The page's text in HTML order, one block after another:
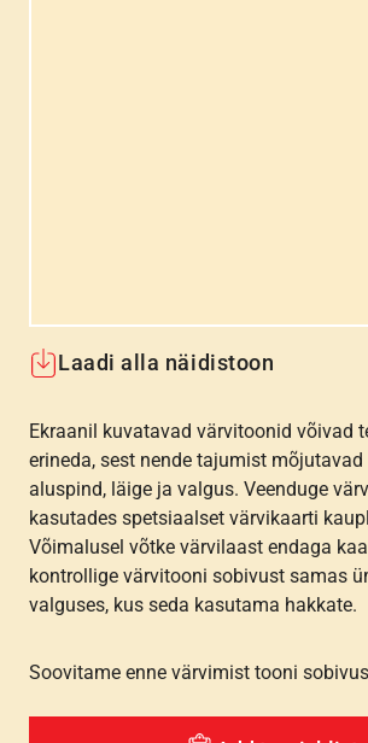
Laadi alla näidistoon
Ekraanil kuvatavad värvitoonid võivad
erineda, sest nende tajumist mõjutavad
aluspind, läige ja valgus. Veenduge
kasutades spetsiaalset värvikaarti
Võimalusel võtke värvilaast endaga
kontrollige värvitooni sobivust samas
valguses, kus seda kasutama hakkate.
Soovitame enne värvimist tooni